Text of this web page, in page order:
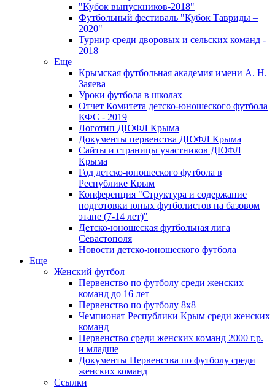
"Кубок выпускников-2018"
Футбольный фестиваль "Кубок Тавриды –
2020"
Турнир среди дворовых и сельских команд -
2018
Еще
Крымская футбольная академия имени А. Н.
Заяева
Уроки футбола в школах
Отчет Комитета детско-юношеского футбола
КФС - 2019
Логотип ДЮФЛ Крыма
Документы первенства ДЮФЛ Крыма
Сайты и страницы участников ДЮФЛ
Крыма
Год детско-юношеского футбола в
Республике Крым
Конференция "Структура и содержание
подготовки юных футболистов на базовом
этапе (7-14 лет)"
Детско-юношеская футбольная лига
Севастополя
Новости детско-юношеского футбола
Еще
Женский футбол
Первенство по футболу среди женских
команд до 16 лет
Первенство по футболу 8х8
Чемпионат Республики Крым среди женских
команд
Первенство среди женских команд 2000 г.р.
и младше
Документы Первенства по футболу среди
женских команд
Ссылки